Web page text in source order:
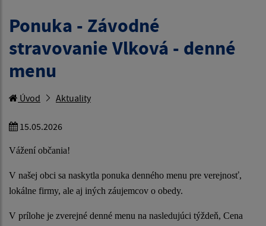
Ponuka - Závodné
stravovanie Vlková - denné
menu
Úvod Aktuality
15.05.2026
Vážení občania!
V našej obci sa naskytla ponuka denného menu pre verejnosť,
lokálne firmy, ale aj iných záujemcov o obedy.
V prílohe je zverejné denné menu na nasledujúci týždeň, Cena